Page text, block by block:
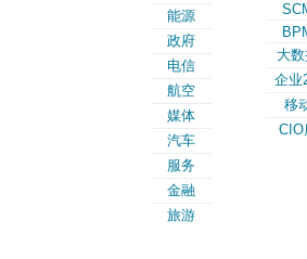
能源
政府
电信
航空
媒体
汽车
服务
金融
旅游
大
企业
移
CIO